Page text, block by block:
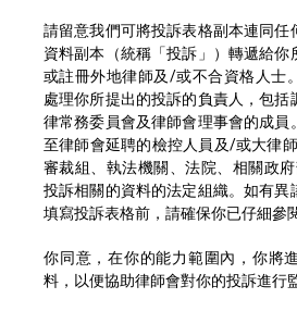
請留意我們可將投訴表格副本連同任
資料副本（統稱「投訴」）轉遞給你
或註冊外地律師及/或不合資格人士
處理你所提出的投訴的負責人，包括
律常務委員會及律師會理事會的成員
至律師會延聘的檢控人員及/或大律
審裁組、執法機關、法院、相關政
投訴相關的資料的法定組織。如有異
填寫投訴表格前，請確保你已仔細參
你同意，在你的能力範圍內，你將
料，以便協助律師會對你的投訴進行